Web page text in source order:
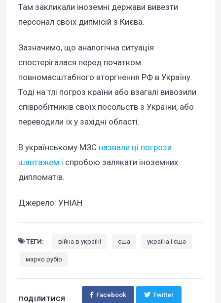
Там закликали іноземні держави вивезти
персонал своїх дипмісій з Києва.
Зазначимо, що аналогічна ситуація
спостерігалася перед початком
повномасштабного вторгнення РФ в Україну.
Тоді на тлі погроз країни або взагалі вивозили
співробітників своїх посольств з України, або
переводили їх у західні області.
В українському МЗС назвали ці погрози
шантажем і спробою залякати іноземних
дипломатів.
Джерело: УНІАН
ТЕГИ: війна в україні сша україна і сша
марко рубіо
ПОДІЛИТИСЯ
Facebook Twitter